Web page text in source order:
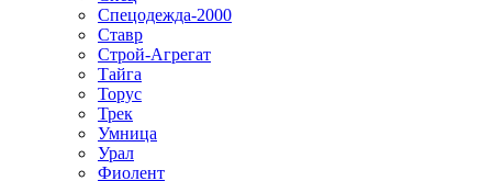
Спецодежда-2000
Ставр
Строй-Агрегат
Тайга
Торус
Трек
Умница
Урал
Фиолент